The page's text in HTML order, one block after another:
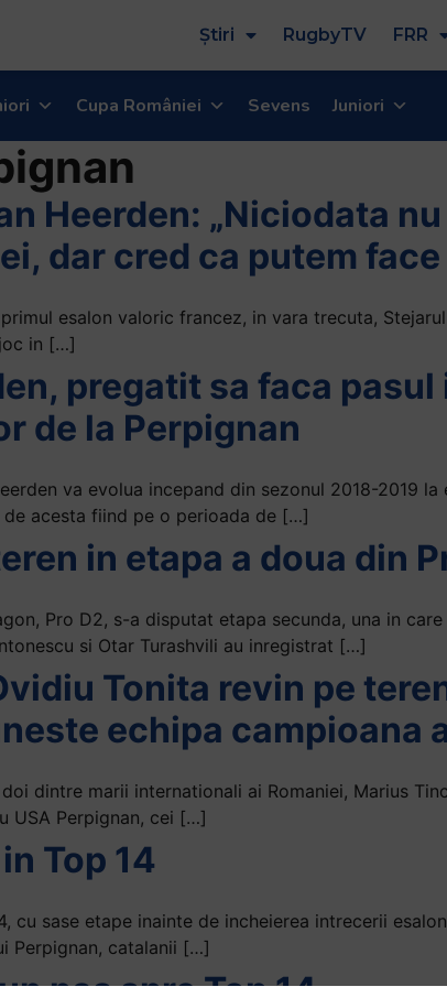
Știri RugbyTV FRR
Cupa României Sevens Juniori
Heerden: „Niciodata
dar cred ca putem
esalon valoric francez, in vara trecuta,
in […]
pregatit sa faca pasul
de la Perpignan
va evolua incepand din sezonul 2018-2019
acesta fiind pe o perioada de […]
in etapa a doua din
Pro D2, s-a disputat etapa secunda, una in
si Otar Turashvili au inregistrat […]
Tonita revin pe
echipa campioana
dintre marii internationali ai Romaniei, Marius
USA Perpignan, cei […]
Top 14
cu sase etape inainte de incheierea intrecerii
Perpignan, catalanii […]